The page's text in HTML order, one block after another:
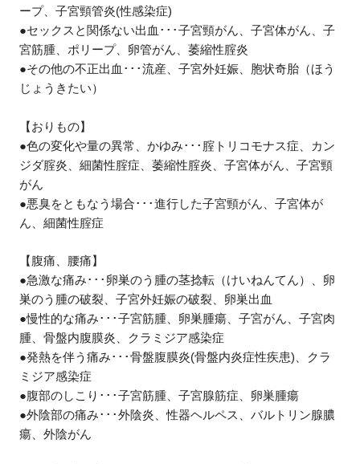
ープ、子宮頸管炎(性感染症)
●セックスと関係ない出血･･･子宮頸がん、子宮体がん、子
宮筋腫、ポリープ、卵管がん、萎縮性腟炎
●その他の不正出血･･･流産、子宮外妊娠、胞状奇胎（ほう
じょうきたい）
【おりもの】
●色の変化や量の異常、かゆみ･･･腟トリコモナス症、カン
ジダ腟炎、細菌性腟症、萎縮性腟炎、子宮体がん、子宮頸
がん
●悪臭をともなう場合･･･進行した子宮頸がん、子宮体が
ん、細菌性腟症
【腹痛、腰痛】
●急激な痛み･･･卵巣のう腫の茎捻転（けいねんてん）、卵
巣のう腫の破裂、子宮外妊娠の破裂、卵巣出血
●慢性的な痛み･･･子宮筋腫、卵巣腫瘍、子宮がん、子宮肉
腫、骨盤内腹膜炎、クラミジア感染症
●発熱を伴う痛み･･･骨盤腹膜炎(骨盤内炎症性疾患)、クラ
ミジア感染症
●腹部のしこり･･･子宮筋腫、子宮腺筋症、卵巣腫瘍
●外陰部の痛み･･･外陰炎、性器ヘルペス、バルトリン腺膿
瘍、外陰がん